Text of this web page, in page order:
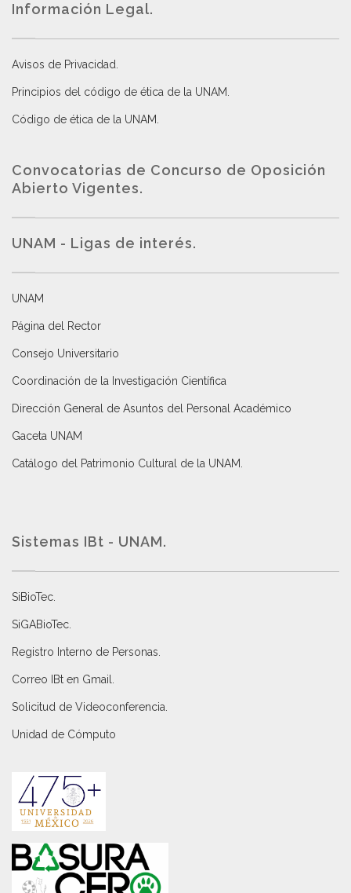
Información Legal.
Avisos de Privacidad
Principios del código de ética de la UNAM
Código de ética de la UNAM
Convocatorias de Concurso de Oposición
Abierto Vigentes.
UNAM - Ligas de interés.
UNAM
Página del Rector
Consejo Universitario
Coordinación de la Investigación Científica
Dirección General de Asuntos del Personal Académico
Gaceta UNAM
Catálogo del Patrimonio Cultural de la UNAM.
Sistemas IBt - UNAM.
SiBioTec
SiGABioTec.
Registro Interno de Personas
Correo IBt en Gmail
Solicitud de Videoconferencia.
Unidad de Cómputo